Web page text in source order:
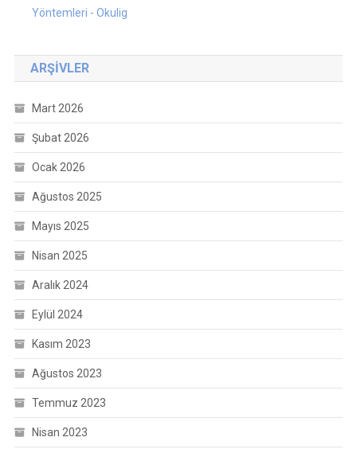
Yöntemleri - Okulig
ARŞIVLER
Mart 2026
Şubat 2026
Ocak 2026
Ağustos 2025
Mayıs 2025
Nisan 2025
Aralık 2024
Eylül 2024
Kasım 2023
Ağustos 2023
Temmuz 2023
Nisan 2023